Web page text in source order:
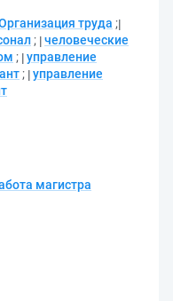
труда ;
; человеческие
; управление
; управление
магистра